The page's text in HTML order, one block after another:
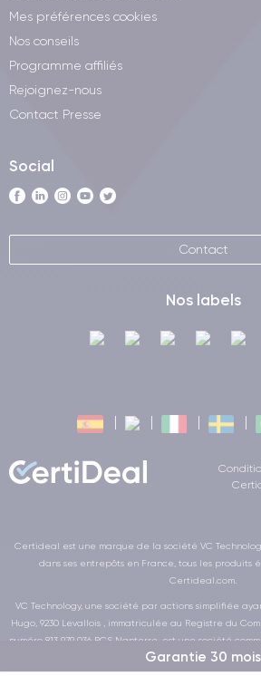
Garantie 30 mois
Mes préférences cookies
Nos conseils
Programme affiliés
Rejoignez-nous
Contact Presse
Social
Contact
Nos labels
Certideal est une marque de la société VC
dans ses entrepôts en France, tous les produits
Certideal.com.
VC Technology, une société par actions simplifiée
Hugo, 9230 Levallois , immatriculée au Registre du
numéro 813 979 036 RCS Nanterre, est une société
et Solidaire au sens de la loi de la LOI n°